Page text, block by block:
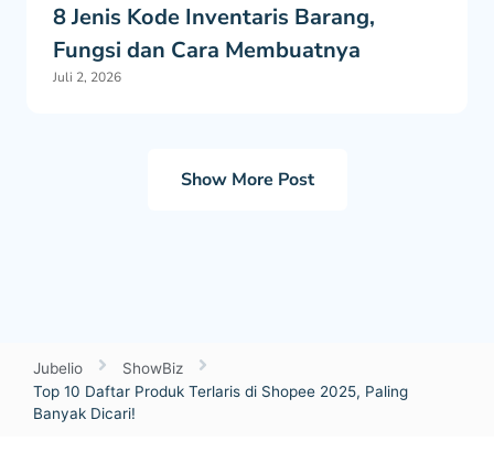
8 Jenis Kode Inventaris Barang,
Fungsi dan Cara Membuatnya
Juli 2, 2026
Show More Post
Jubelio
ShowBiz
Top 10 Daftar Produk Terlaris di Shopee 2025, Paling
Banyak Dicari!